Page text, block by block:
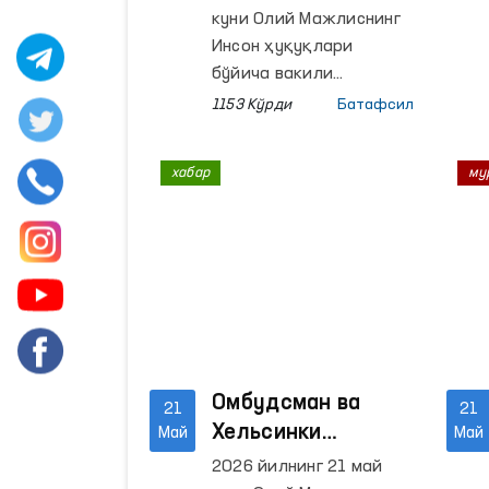
Телалиан билан
учрашишди.
ташрифи амалга
оширилди
куни Олий Мажлиснинг
Инсон ҳуқуқлари
бўйича вакили
(омбудсман) томонидан
жойлашган 21-сон
1153 Кўрди Батафсил
21
Май
Омбудсман ва
Хельсинки
университети
2026 йилнинг 21 май
хабар
21
Май